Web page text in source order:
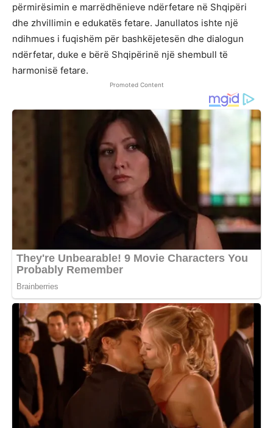
përmirësimin e marrëdhënieve ndërfetare në Shqipëri
dhe zhvillimin e edukatës fetare. Janullatos ishte një
ndihmues i fuqishëm për bashkëjetesën dhe dialogun
ndërfetar, duke e bërë Shqipërinë një shembull të
harmonisë fetare.
Promoted Content